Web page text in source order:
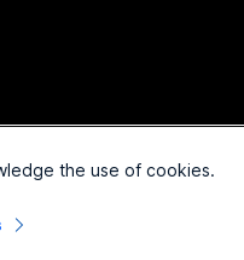
pidätetään.
the use of cookies.